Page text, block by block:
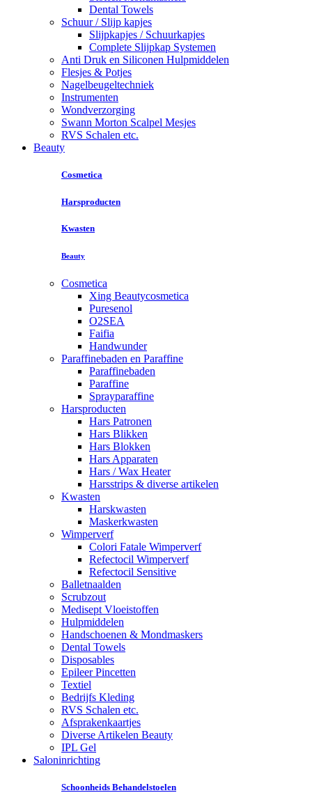
Dental Towels
Schuur / Slijp kapjes
Slijpkapjes / Schuurkapjes
Complete Slijpkap Systemen
Anti Druk en Siliconen Hulpmiddelen
Flesjes & Potjes
Nagelbeugeltechniek
Instrumenten
Wondverzorging
Swann Morton Scalpel Mesjes
RVS Schalen etc.
Beauty
Cosmetica
Harsproducten
Kwasten
Beauty
Cosmetica
Xing Beautycosmetica
Puresenol
O2SEA
Faifia
Handwunder
Paraffinebaden en Paraffine
Paraffinebaden
Paraffine
Sprayparaffine
Harsproducten
Hars Patronen
Hars Blikken
Hars Blokken
Hars Apparaten
Hars / Wax Heater
Harsstrips & diverse artikelen
Kwasten
Harskwasten
Maskerkwasten
Wimperverf
Colori Fatale Wimperverf
Refectocil Wimperverf
Refectocil Sensitive
Balletnaalden
Scrubzout
Medisept Vloeistoffen
Hulpmiddelen
Handschoenen & Mondmaskers
Dental Towels
Disposables
Epileer Pincetten
Textiel
Bedrijfs Kleding
RVS Schalen etc.
Afsprakenkaartjes
Diverse Artikelen Beauty
IPL Gel
Saloninrichting
Schoonheids Behandelstoelen